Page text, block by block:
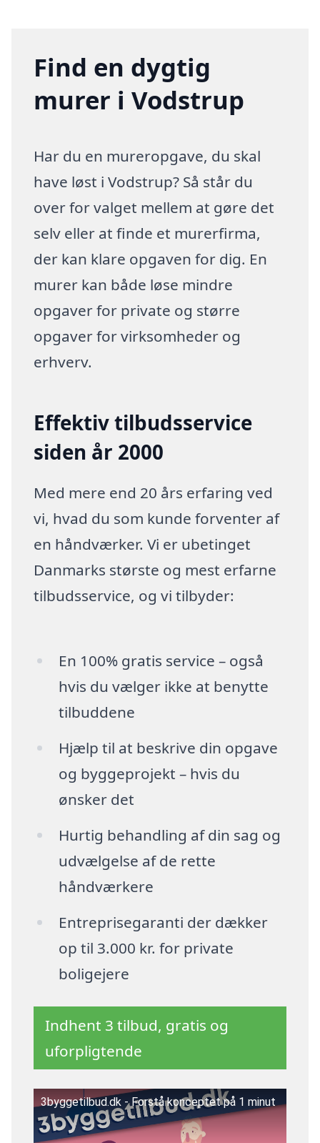
Find en dygtig
murer i Vodstrup
Har du en mureropgave, du skal
have løst i Vodstrup? Så står du
over for valget mellem at gøre det
selv eller at finde et murerfirma,
der kan klare opgaven for dig. En
murer kan både løse mindre
opgaver for private og større
opgaver for virksomheder og
erhverv.
Effektiv tilbudsservice
siden år 2000
Med mere end 20 års erfaring ved
vi, hvad du som kunde forventer af
en håndværker. Vi er ubetinget
Danmarks største og mest erfarne
tilbudsservice, og vi tilbyder:
En 100% gratis service – også
hvis du vælger ikke at benytte
tilbuddene
Hjælp til at beskrive din opgave
og byggeprojekt – hvis du
ønsker det
Hurtig behandling af din sag og
udvælgelse af de rette
håndværkere
Entreprisegaranti der dækker
op til 3.000 kr. for private
boligejere
Indhent 3 tilbud, gratis og
uforpligtende
3byggetilbud.dk - Forstå konceptet på 1 minut